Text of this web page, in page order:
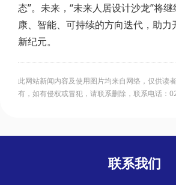
态”。未来，“未来人居设计沙龙”将
康、智能、可持续的方向迭代，助力
新纪元。
此网站新闻内容及使用图片均来自网络，仅供读
有，如有侵权或冒犯，请联系删除，联系电话：
联系我们